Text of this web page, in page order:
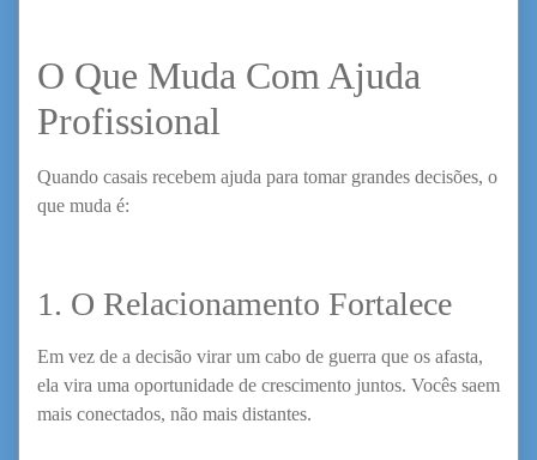
O Que Muda Com Ajuda
Profissional
Quando casais recebem ajuda para tomar grandes decisões, o
que muda é:
1. O Relacionamento Fortalece
Em vez de a decisão virar um cabo de guerra que os afasta,
ela vira uma oportunidade de crescimento juntos. Vocês saem
mais conectados, não mais distantes.